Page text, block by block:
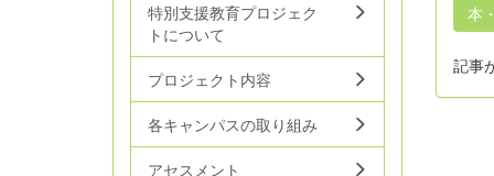
本
記事
特別支援教育プロジェク
トについて
プロジェクト内容
各キャンパスの取り組み
アセスメント